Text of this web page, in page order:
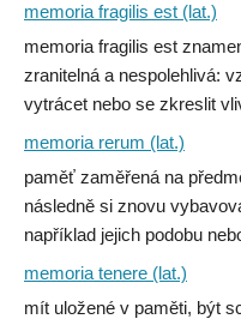
memoria fragilis est (lat.)
memoria fragilis est
zranitelná a nespolehlivá:
vytrácet nebo se zkreslit
memoria rerum (lat.)
paměť zaměřená na
následně si znovu
například jejich podobu
memoria tenere (lat.)
mít uložené v paměti, být